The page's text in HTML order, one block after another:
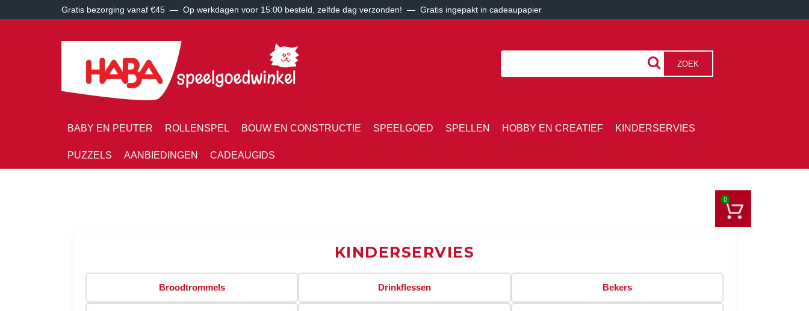
Gratis bezorging vanaf €45 — Op werkdagen voor 15:00 besteld, zelfde dag verzonden! — Gratis ingepakt in cadeaupapier
ZOEK
BABY EN PEUTER ROLLENSPEL BOUW EN CONSTRUCTIE SPEELGOED SPELLEN HOBBY EN CREATIEF KINDERSERVIES
PUZZELS AANBIEDINGEN CADEAUGIDS
0
KINDERSERVIES
Broodtrommels Drinkflessen Bekers